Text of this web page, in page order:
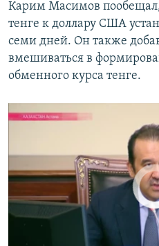
Карим Масимов
тенге к доллару США
семи дней. Он также
вмешиваться в
обменного курса тенге.
No media